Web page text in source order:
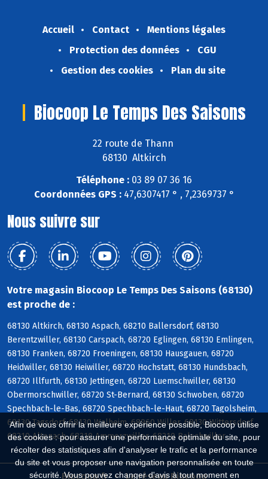
Afin de vous offrir la meilleure expérience possible, Biocoop utilise
des cookies : pour assurer une performance optimale du site, pour
récolter des statistiques afin d'analyser le trafic et la performance
du site et vous proposer une navigation personnalisée en toute
sécurité. Vous pouvez changer d'avis à tout moment en
Accueil Contact
Mentions légales
Protection des données
CGU
Gestion des cookies
Plan du site
Biocoop Le Temps Des Saisons
22 route de Thann
68130 Altkirch
Téléphone : 03 89 07 36 16
Coordonnées GPS :47,6307417 ° , 7,2369737 °
Nous suivre sur
Votre magasin Biocoop Le Temps Des Saisons (68130)
est proche de :
68130 Altkirch, 68130 Aspach, 68210 Ballersdorf, 68130
Berentzwiller, 68130 Carspach, 68720 Eglingen, 68130 Emlingen,
68130 Franken, 68720 Froeningen, 68130 Hausgauen, 68720
Heidwiller, 68130 Heiwiller, 68720 Hochstatt, 68130 Hundsbach,
68720 Illfurth, 68130 Jettingen, 68720 Luemschwiller, 68130
Obermorschwiller, 68720 St-Bernard, 68130 Schwoben, 68720
Spechbach-le-Bas, 68720 Spechbach-le-Haut, 68720 Tagolsheim,
68130 Tagsdorf, 68130 Walheim, 68960 Willer, 68130 Wittersdorf,
68210 Altenach, 68210 Ammerzwiller, 68210 Balschwiller
Biocoop.fr Le réseau Biocoop